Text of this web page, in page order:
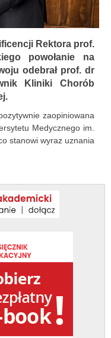
Rektora prof.
powołanie na
odebrał prof. dr
Kliniki Chorób
zaopiniowana
Medycznego im.
stanowi wyraz uznania